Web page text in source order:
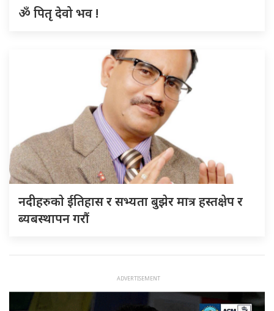
ॐ पितृ देवो भव !
नदीहरुकाे ईतिहास र सभ्यता बुझेर मात्र हस्तक्षेप र
ब्यबस्थापन गराैं